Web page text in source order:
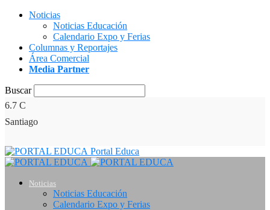
Noticias
Noticias Educación
Calendario Expo y Ferias
Columnas y Reportajes
Área Comercial
Media Partner
Buscar
6.7 C
Santiago
Portal Educa
Noticias
Noticias Educación
Calendario Expo y Ferias